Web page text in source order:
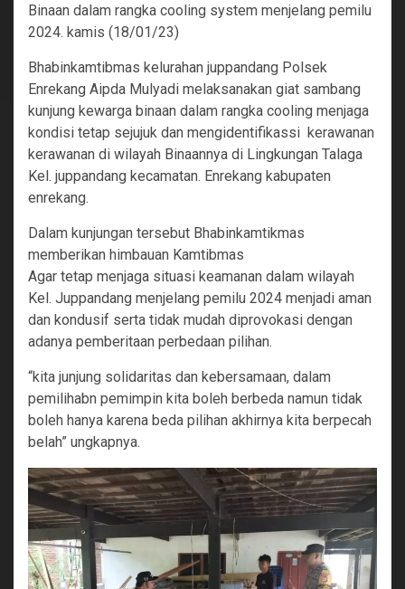
Binaan dalam rangka cooling system menjelang pemilu
2024. kamis (18/01/23)
Bhabinkamtibmas kelurahan juppandang Polsek
Enrekang Aipda Mulyadi melaksanakan giat sambang
kunjung kewarga binaan dalam rangka cooling menjaga
kondisi tetap sejujuk dan mengidentifikassi kerawanan
kerawanan di wilayah Binaannya di Lingkungan Talaga
Kel. juppandang kecamatan. Enrekang kabupaten
enrekang.
Dalam kunjungan tersebut Bhabinkamtikmas
memberikan himbauan Kamtibmas
Agar tetap menjaga situasi keamanan dalam wilayah
Kel. Juppandang menjelang pemilu 2024 menjadi aman
dan kondusif serta tidak mudah diprovokasi dengan
adanya pemberitaan perbedaan pilihan.
“kita junjung solidaritas dan kebersamaan, dalam
pemilihabn pemimpin kita boleh berbeda namun tidak
boleh hanya karena beda pilihan akhirnya kita berpecah
belah” ungkapnya.